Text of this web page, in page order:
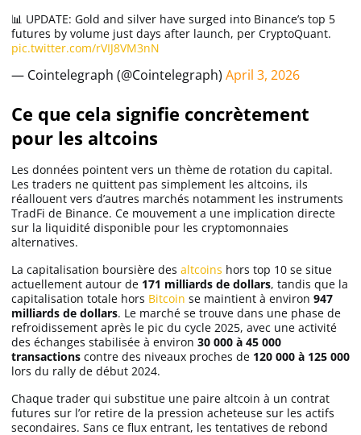
📊 UPDATE: Gold and silver have surged into Binance’s top 5
futures by volume just days after launch, per CryptoQuant.
pic.twitter.com/rVIJ8VM3nN
— Cointelegraph (@Cointelegraph) April 3, 2026
Ce que cela signifie concrètement
pour les altcoins
Les données pointent vers un thème de rotation du capital.
Les traders ne quittent pas simplement les altcoins, ils
réallouent vers d’autres marchés notamment les instruments
TradFi de Binance. Ce mouvement a une implication directe
sur la liquidité disponible pour les cryptomonnaies
alternatives.
La capitalisation boursière des altcoins hors top 10 se situe
actuellement autour de 171 milliards de dollars, tandis que la
capitalisation totale hors Bitcoin se maintient à environ 947
milliards de dollars. Le marché se trouve dans une phase de
refroidissement après le pic du cycle 2025, avec une activité
des échanges stabilisée à environ 30 000 à 45 000
transactions contre des niveaux proches de 120 000 à 125 000
lors du rally de début 2024.
Chaque trader qui substitue une paire altcoin à un contrat
futures sur l’or retire de la pression acheteuse sur les actifs
secondaires. Sans ce flux entrant, les tentatives de rebond